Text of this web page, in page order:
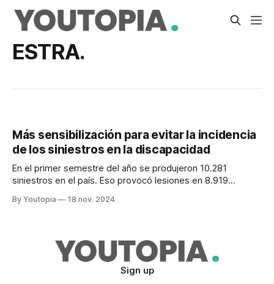
ESTRA.
Más sensibilización para evitar la incidencia
de los siniestros en la discapacidad
En el primer semestre del año se produjeron 10.281
siniestros en el país. Eso provocó lesiones en 8.919
By Youtopia 18 nov. 2024
Sign up